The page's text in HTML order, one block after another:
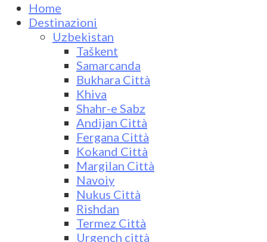
Home
Destinazioni
Uzbekistan
Taškent
Samarcanda
Bukhara Città
Khiva
Shahr-e Sabz
Andijan Città
Fergana Città
Kokand Città
Margilan Città
Navoiy
Nukus Città
Rishdan
Termez Città
Urgench città